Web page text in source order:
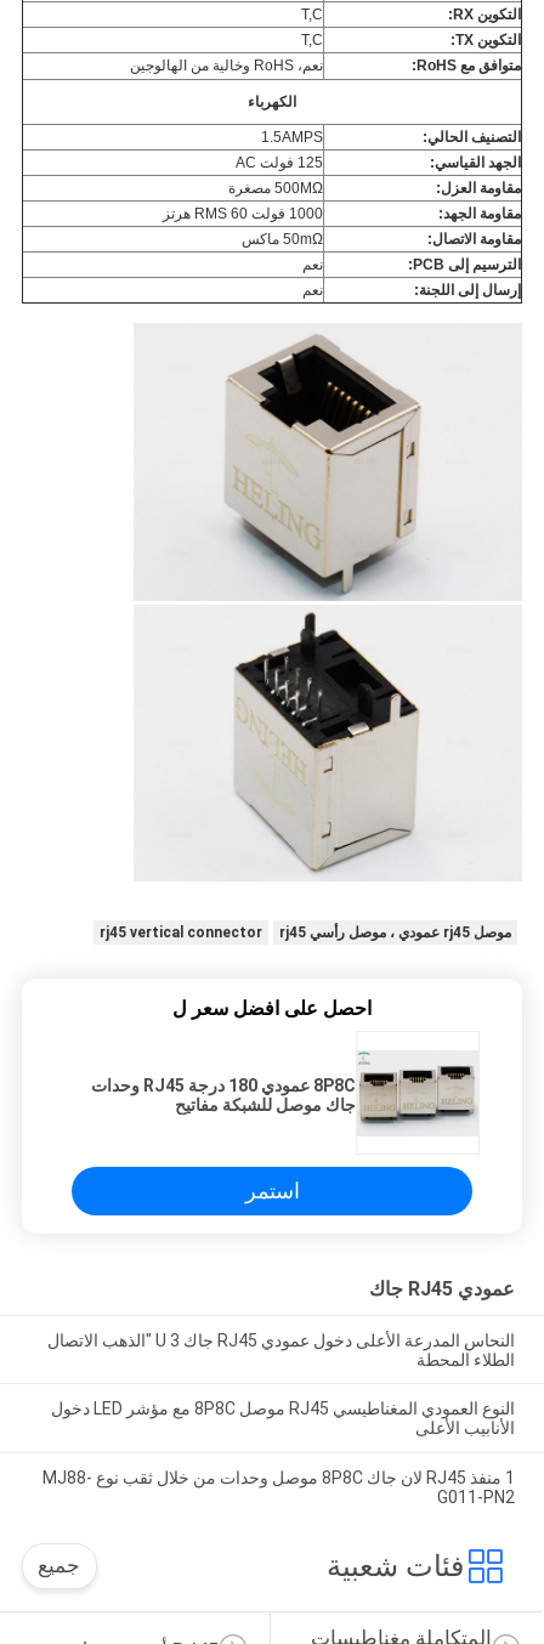
التكوين RX:
T,C
التكوين TX:
T,C
متوافق مع RoHS:
نعم، RoHS وخالية من الهالوجين
الكهرباء
التصنيف الحالي:
1.5AMPS
الجهد القياسي:
125 فولت AC
مقاومة العزل:
500MΩ مصغرة
مقاومة الجهد:
1000 فولت RMS 60 هرتز
مقاومة الاتصال:
50mΩ ماكس
الترسيم إلى PCB:
نعم
إرسال إلى اللجنة:
نعم
موصل rj45 عمودي ، موصل رأسي rj45 rj45 vertical connector
احصل على افضل سعر ل
8P8C عمودي 180 درجة RJ45 وحدات
جاك موصل للشبكة مفاتيح
استمر
عمودي RJ45 جاك
النحاس المدرعة الأعلى دخول عمودي RJ45 جاك 3 U "الذهب الاتصال
الطلاء المحطة
النوع العمودي المغناطيسي RJ45 موصل 8P8C مع مؤشر LED دخول
الأنابيب الأعلى
1 منفذ RJ45 لان جاك 8P8C موصل وحدات من خلال ثقب نوع MJ88-
G011-PN2
فئات شعبية جميع
المتكاملة مغناطيسات